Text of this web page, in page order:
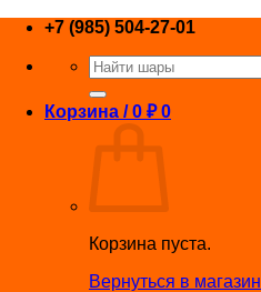
Skip
content
+7 (985) 504-27-01
Искать:
Корзина /0 ₽ 0
Корзина пуста.
Вернуться в магазин